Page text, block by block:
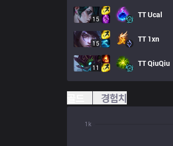
15 TTUcal
15 TT 1xn
11 TTQiuQiu
경험치
1k